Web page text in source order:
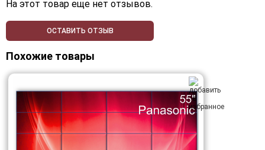
На этот товар еще нет отзывов.
ОСТАВИТЬ ОТЗЫВ
Похожие товары